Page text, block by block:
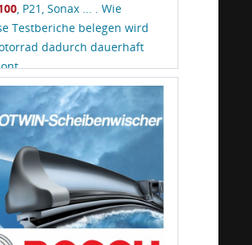
, P21, Sonax ... . Wie
Testberiche belegen wird
dadurch dauerhaft